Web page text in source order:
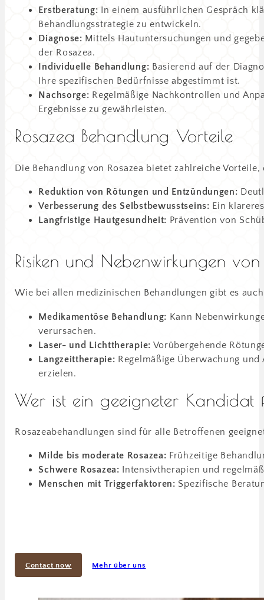
Erstberatung: In einem ausführlichen Gespräch
Behandlungsstrategie zu entwickeln.
Diagnose: Mittels Hautuntersuchungen und
der Rosazea.
Individuelle Behandlung: Basierend auf der
Ihre spezifischen Bedürfnisse abgestimmt ist.
Nachsorge: Regelmäßige Nachkontrollen und
Ergebnisse zu gewährleisten.
Rosazea Behandlung Vorteile
Die Behandlung von Rosazea bietet zahlreiche
Reduktion von Rötungen und Entzündungen:
Verbesserung des Selbstbewusstseins: Ein
Langfristige Hautgesundheit: Prävention von
Risiken und Nebenwirkungen
Wie bei allen medizinischen Behandlungen gibt es
Medikamentöse Behandlung: Kann
verursachen.
Laser- und Lichttherapie: Vorübergehende
Langzeittherapie: Regelmäßige Überwachung
erzielen.
Wer ist ein geeigneter Kandidat
Rosazeabehandlungen sind für alle Betroffenen
Milde bis moderate Rosazea: Frühzeitige
Schwere Rosazea: Intensivtherapien und
Menschen mit Triggerfaktoren: Spezifische
Contact now Mehr über uns